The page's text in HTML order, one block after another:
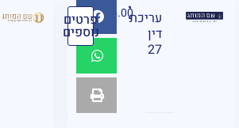
עריכת
דין
27
₪ 95.00 פרטים
נוספים